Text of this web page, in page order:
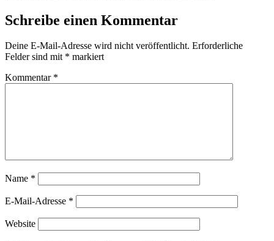
Schreibe einen Kommentar
Deine E-Mail-Adresse wird nicht veröffentlicht. Erforderliche
Felder sind mit * markiert
Kommentar *
Name *
E-Mail-Adresse *
Website